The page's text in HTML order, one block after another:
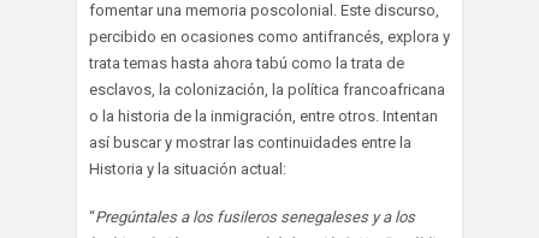
fomentar una memoria poscolonial. Este discurso,
percibido en ocasiones como antifrancés, explora y
trata temas hasta ahora tabú como la trata de
esclavos, la colonización, la política francoafricana
o la historia de la inmigración, entre otros. Intentan
así buscar y mostrar las continuidades entre la
Historia y la situación actual:
“Pregúntales a los fusileros senegaleses y a los